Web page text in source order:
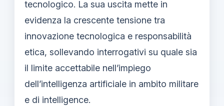
tecnologico. La sua uscita mette in
evidenza la crescente tensione tra
innovazione tecnologica e responsabilità
etica, sollevando interrogativi su quale sia
il limite accettabile nell’impiego
dell’intelligenza artificiale in ambito militare
e di intelligence.